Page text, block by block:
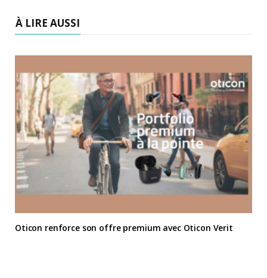
À LIRE AUSSI
Oticon renforce son offre premium avec Oticon Verit